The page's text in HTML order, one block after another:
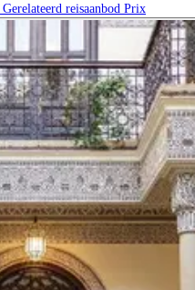
Gerelateerd reisaanbod Prix